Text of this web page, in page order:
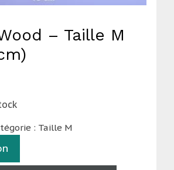
– Taille M
: Taille M